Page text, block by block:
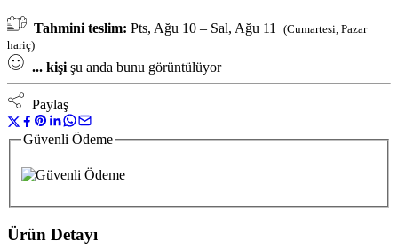
Tahmini teslim: Pts, Ağu 10 – Sal, Ağu 11
(Cumartesi, Pazar
hariç)
... kişi şu anda bunu görüntülüyor
Paylaş
Güvenli Ödeme
Ürün Detayı